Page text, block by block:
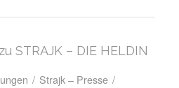
STRAJK – DIE HELDIN
/ Strajk – Presse /